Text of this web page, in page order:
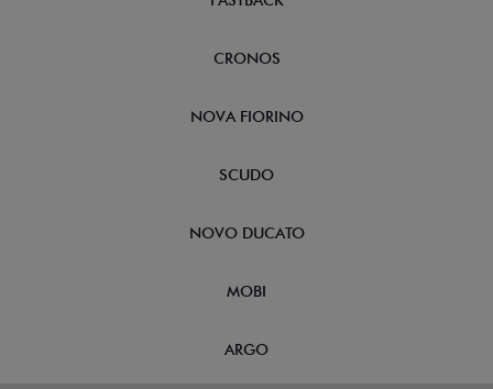
CRONOS
NOVA FIORINO
SCUDO
NOVO DUCATO
MOBI
ARGO